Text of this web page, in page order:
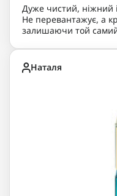
Дуже чистий, ніжний
Не перевантажує, а
залишаючи той
Наталя